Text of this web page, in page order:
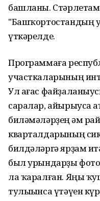
башланы.
"Башҡортостандың
үткәрелде.
Программаға
участкаларының
Ул ағас
саралар, айырыуса
биләмәләрҙең һәм
кварталдарының
билдәләргә ярҙам
был урындарҙы
ла ҡаралған. Яңы
тулыһынса үтәүен